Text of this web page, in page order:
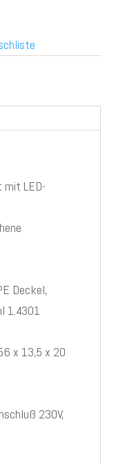
mit LED-
Deckel,
1.4301
x 13,5 x 20
230V,